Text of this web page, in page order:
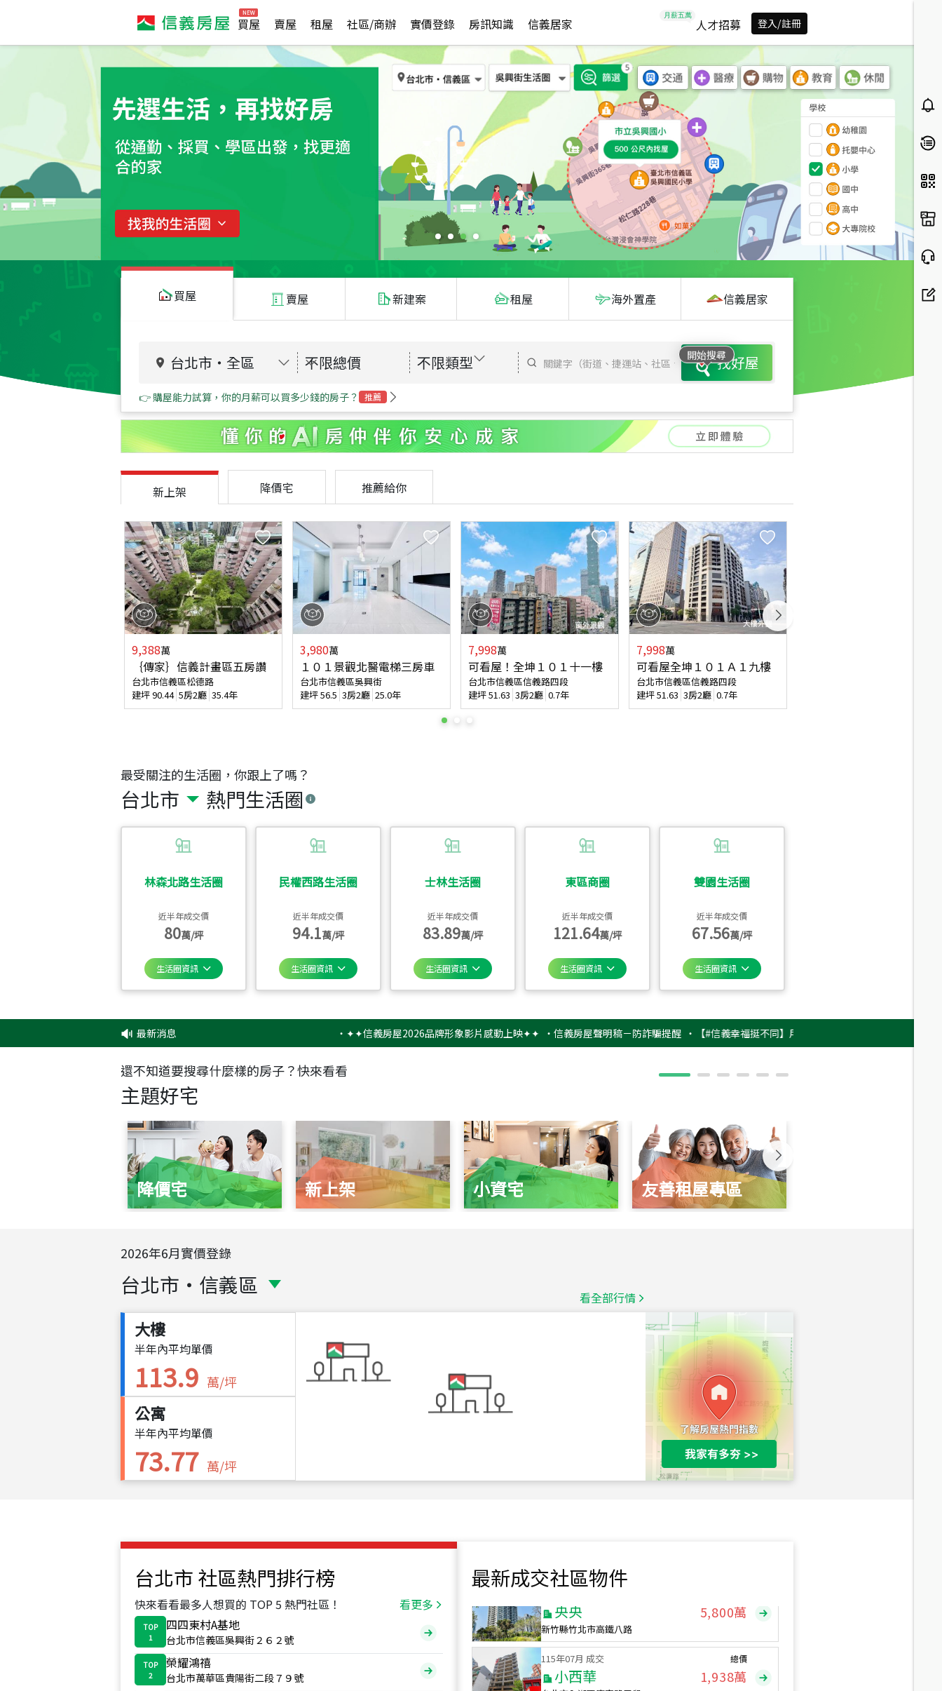
買屋 賣屋 租屋 社區/商辦 實價登錄 房訊知識 信義居家 人才招募 登入/註冊
買屋 賣屋 新建案 租屋 海外置產 信義居家
台北市 ・ 全區 不限總價 不限類型
開始搜尋
找好屋
👉 購屋能力試算，你的月薪可以買多少錢的房子？ 推薦
最受關注的生活圈，你跟上了嗎？
台北市 熱門生活圈
林森北路生活圈
近半年成交價
80萬/坪
生活圈資訊
民權西路生活圈
近半年成交價
94.1萬/坪
生活圈資訊
士林生活圈
近半年成交價
83.89萬/坪
生活圈資訊
東區商圈
近半年成交價
121.64萬/坪
生活圈資訊
雙園生活圈
近半年成交價
67.56萬/坪
生活圈資訊
新上架 降價宅 推薦給你
9,388萬
｛傳家｝信義計畫區五房讚
台北市信義區松德路
建坪90.44 5房2廳 35.4年
3,980萬
１０１景觀北醫電梯三房車
台北市信義區吳興街
建坪56.5 3房2廳 25.0年
7,998萬
可看屋！全坤１０１十一樓
台北市信義區信義路四段
建坪51.63 3房2廳 0.7年
7,998萬
可看屋全坤１０１Ａ１九樓
台北市信義區信義路四段
建坪51.63 3房2廳 0.7年
最新消息 ✦✦信義房屋2026品牌形象影片感動上映✦✦ ‧信義房屋聲明稿－防詐騙提醒 ‧【#信義幸福挺不同】用實力，讓升職免抽號碼牌！最新雇主品
還不知道要搜尋什麼樣的房子？快來看看
主題好宅
降價宅 新上架 小資宅 友善租屋專區
2026年6月實價登錄
台北市 ・ 信義區 看全部行情
大樓
半年內平均單價
113.9 萬/坪
公寓
半年內平均單價
73.77 萬/坪
台北市 社區熱門排行榜
快來看看最多人想買的 TOP 5 熱門社區！ 看更多
TOP
1
四四東村A基地
台北市信義區吳興街２６２號
TOP
2
榮耀鴻禧
台北市萬華區貴陽街二段７９號
最新成交社區物件
台北市中山區長春路
1,020萬
總價
490萬
新竹市新竹市慈祥路
總價
1,808萬
115年07月 成交
新竹縣竹北市高鐵八路
115年07月 成交
小西華
台北市內湖區康寧路三段
總價
1,938萬